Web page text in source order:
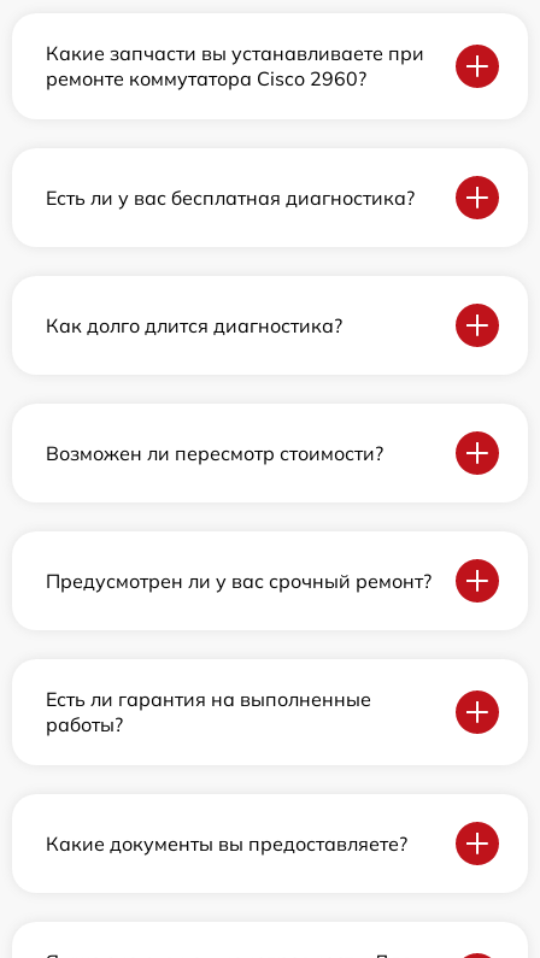
Какие запчасти вы устанавливаете при
ремонте коммутатора Cisco 2960?
Есть ли у вас бесплатная диагностика?
Как долго длится диагностика?
Возможен ли пересмотр стоимости?
Предусмотрен ли у вас срочный ремонт?
Есть ли гарантия на выполненные
работы?
Какие документы вы предоставляете?